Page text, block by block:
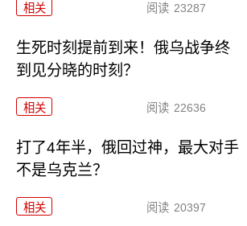
相关 阅读 23287
生死时刻提前到来！俄乌战争终
到见分晓的时刻？
相关 阅读 22636
打了4年半，俄回过神，最大对手
不是乌克兰？
相关 阅读 20397